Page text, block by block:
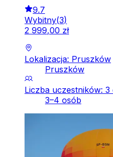
9.7
Wybitny(3)
2 999,00 zł
Lokalizacja: Pruszków
Pruszków
Liczba uczestników:
3–4 osób